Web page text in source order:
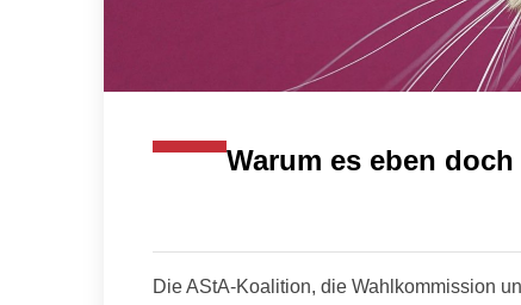
Warum es eben
Die AStA-Koalition, die Wahlkommission